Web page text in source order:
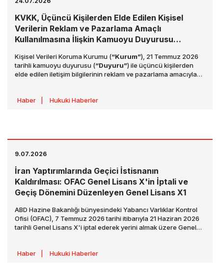
KVKK, Üçüncü Kişilerden Elde Edilen Kişisel
Verilerin Reklam ve Pazarlama Amaçlı
Kullanılmasına İlişkin Kamuoyu Duyurusu
Kişisel Verileri Koruma Kurumu (“Kurum”), 21 Temmuz 2026
tarihli kamuoyu duyurusu (“Duyuru”) ile üçüncü kişilerden
elde edilen iletişim bilgilerinin reklam ve pazarlama amacıyla
ve hak ihlallerinin önlenmesi amacıyla önemli hususlara dikkat
Haber Hukuki Haberler
9.07.2026
İran Yaptırımlarında Geçici İstisnanın
Kaldırılması: OFAC Genel Lisans X'in İptali ve
Geçiş Dönemini Düzenleyen Genel Lisans X1
ABD Hazine Bakanlığı bünyesindeki Yabancı Varlıklar Kontrol
Ofisi (OFAC), 7 Temmuz 2026 tarihi itibarıyla 21 Haziran 2026
tarihli Genel Lisans X'i iptal ederek yerini almak üzere Genel
yönelik yaptırım kapsamındaki işlemlerin
Haber Hukuki Haberler